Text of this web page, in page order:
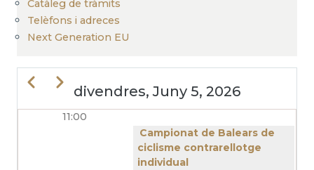
Catàleg de tràmits
Telèfons i adreces
Next Generation EU
divendres, Juny 5, 2026
PreviousNext
11:00
Campionat de Balears de
ciclisme contrarellotge
individual